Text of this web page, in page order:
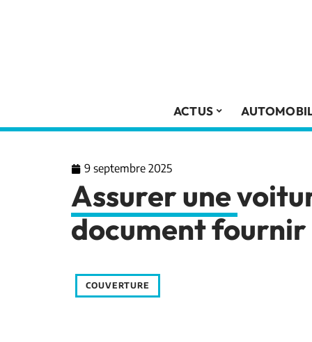
ACTUS
9 septembre 2025
Assurer une
document fournir
COUVERTURE